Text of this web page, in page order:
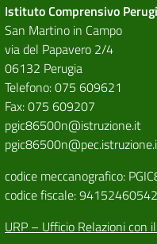
Istituto Comprensivo
San Martino in Campo
via del Papavero 2/4
06132 Perugia
Telefono: 075 609621
Fax: 075 609207
pgic86500n@istruzione.it
codice meccanografico:
codice fiscale: 94152460542
URP – Ufficio Relazioni con